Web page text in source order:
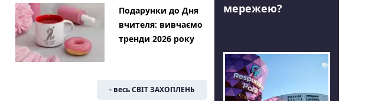
Подарунки до Дня
вчителя: вивчаємо
тренди 2026 року
- весь СВІТ ЗАХОПЛЕНЬ
мережею?